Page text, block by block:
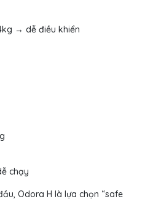
→ dễ điều khiển
chạy
Odora H là lựa chọn “safe